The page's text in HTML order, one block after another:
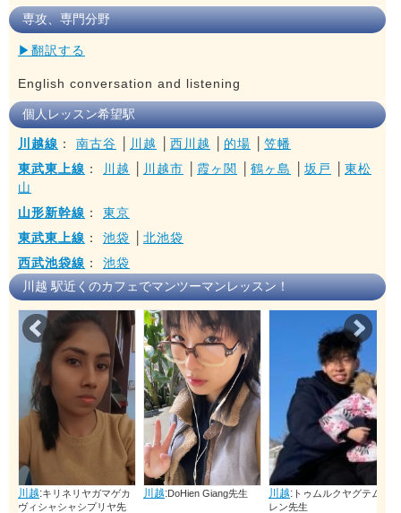
専攻、専門分野
▶翻訳する
English conversation and listening
個人レッスン希望駅
川越線 ： 南古谷 川越 西川越 的場
笠幡
東武東上線 ： 川越 川越市 霞ヶ関 鶴ヶ島 坂戸
東松
山
山形新幹線 ： 東京
東武東上線 ： 池袋
北池袋
西武池袋線 ： 池袋
川越 駅近くのカフェでマンツーマンレッスン！
キリネリヤガマゲカ
ャシャシプリヤ先
川越:DoHien Giang先生 川越
トゥムルクヤグテム
川越:モト
Prev